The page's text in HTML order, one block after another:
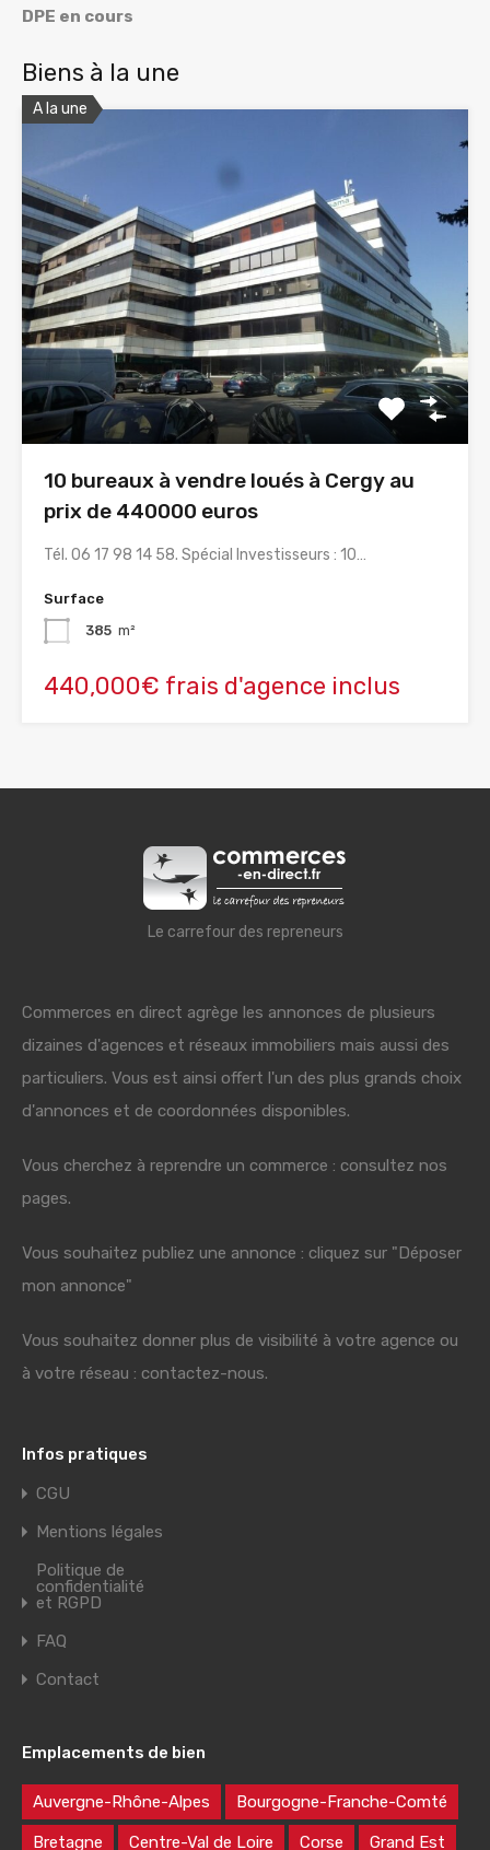
DPE en cours
Biens à la une
A la une
10 bureaux à vendre loués à Cergy au
prix de 440000 euros
Tél. 06 17 98 14 58. Spécial Investisseurs : 10…
Surface
385 m²
440,000€ frais d'agence inclus
Le carrefour des repreneurs
Commerces en direct agrège les annonces de plusieurs
dizaines d'agences et réseaux immobiliers mais aussi des
particuliers. Vous est ainsi offert l'un des plus grands choix
d'annonces et de coordonnées disponibles.
Vous cherchez à reprendre un commerce : consultez nos
pages.
Vous souhaitez publiez une annonce : cliquez sur "Déposer
mon annonce"
Vous souhaitez donner plus de visibilité à votre agence ou
à votre réseau : contactez-nous.
Infos pratiques
CGU
Mentions légales
Politique de
confidentialité
et RGPD
FAQ
Contact
Emplacements de bien
Auvergne-Rhône-Alpes Bourgogne-Franche-Comté
Bretagne Centre-Val de Loire Corse Grand Est